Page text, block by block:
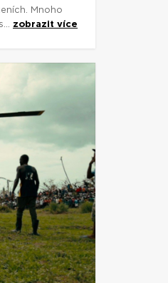
Mnoho
zobrazit více